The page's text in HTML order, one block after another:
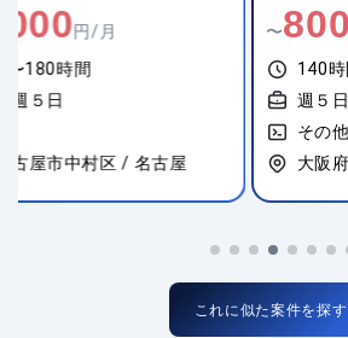
〜800,000
140時間〜180時間
大阪府大阪市淀川区 / 新大阪
これに似た案件を探す